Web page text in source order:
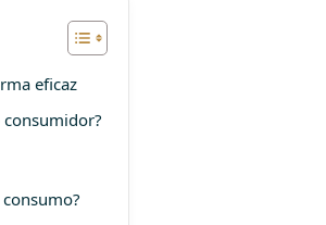
eficaz